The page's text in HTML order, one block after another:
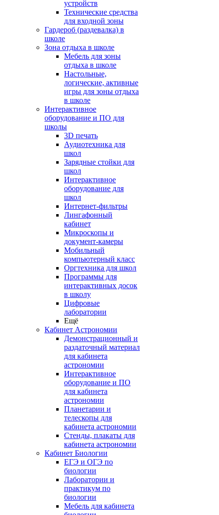
устройств
Технические средства
для входной зоны
Гардероб (раздевалка) в
школе
Зона отдыха в школе
Мебель для зоны
отдыха в школе
Настольные,
логические, активные
игры для зоны отдыха
в школе
Интерактивное
оборудование и ПО для
школы
3D печать
Аудиотехника для
школ
Зарядные стойки для
школ
Интерактивное
оборудование для
школ
Интернет-фильтры
Лингафонный
кабинет
Микроскопы и
документ-камеры
Мобильный
компьютерный класс
Оргтехника для школ
Программы для
интерактивных досок
в школу
Цифровые
лаборатории
Ещё
Кабинет Астрономии
Демонстрационный и
раздаточный материал
для кабинета
астрономии
Интерактивное
оборудование и ПО
для кабинета
астрономии
Планетарии и
телескопы для
кабинета астрономии
Стенды, плакаты для
кабинета астрономии
Кабинет Биологии
ЕГЭ и ОГЭ по
биологии
Лаборатории и
практикум по
биологии
Мебель для кабинета